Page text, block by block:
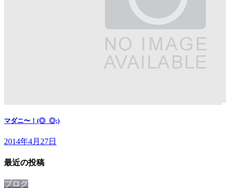
マダニ〜！(◎_◎;)
2014年4月27日
最近の投稿
ブログ